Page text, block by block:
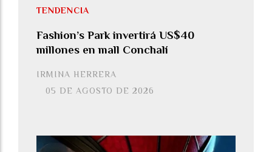
Fashion’s Park invertirá US$40
millones en mall Conchalí
IRMINA HERRERA
TENDENCIA
05 DE AGOSTO DE 2026